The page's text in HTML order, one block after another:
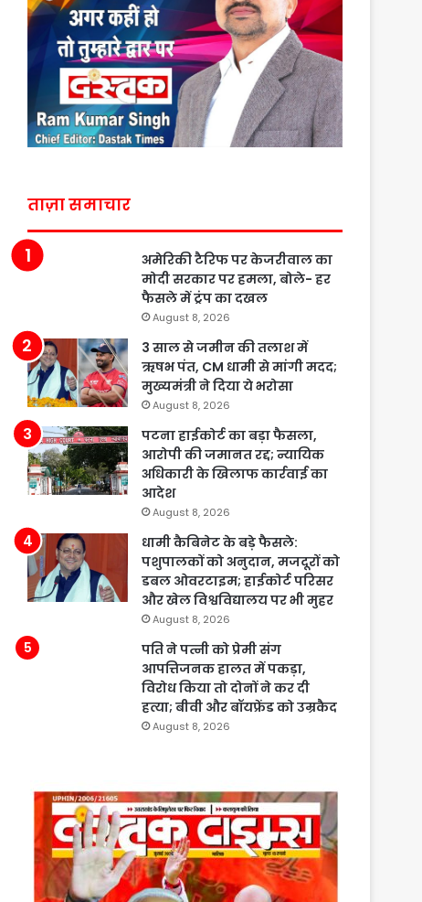
ताज़ा समाचार
अमेरिकी टैरिफ पर केजरीवाल का
मोदी सरकार पर हमला, बोले- हर
फैसले में ट्रंप का दखल
August 8, 2026
3 साल से जमीन की तलाश में
ऋषभ पंत, CM धामी से मांगी मदद;
मुख्यमंत्री ने दिया ये भरोसा
August 8, 2026
पटना हाईकोर्ट का बड़ा फैसला,
आरोपी की जमानत रद्द; न्यायिक
अधिकारी के खिलाफ कार्रवाई का
आदेश
August 8, 2026
धामी कैबिनेट के बड़े फैसले:
पशुपालकों को अनुदान, मजदूरों को
डबल ओवरटाइम; हाईकोर्ट परिसर
और खेल विश्वविद्यालय पर भी मुहर
August 8, 2026
पति ने पत्नी को प्रेमी संग
आपत्तिजनक हालत में पकड़ा,
विरोध किया तो दोनों ने कर दी
हत्या; बीवी और बॉयफ्रेंड को उम्रकैद
August 8, 2026